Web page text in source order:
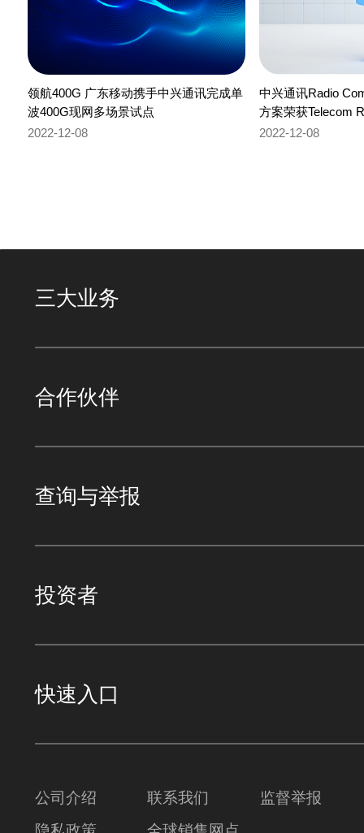
领航400G 广东移动携手中兴通讯完成单
波400G现网多场景试点
2022-12-08
中兴通讯Radio
方案荣获Telecom
奖”
2022-12-08
三大业务
合作伙伴
查询与举报
投资者
快速入口
公司介绍 联系我们
监督举报